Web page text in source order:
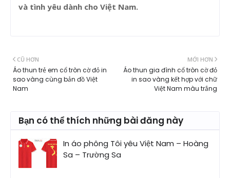
và tình yêu dành cho Việt Nam.
MỚI HƠN
Áo thun gia đình cổ tròn cờ đỏ
in sao vàng kết hợp với chữ
Việt Nam màu trắng
CŨ HƠN
Áo thun trẻ em cổ tròn cờ đỏ in
sao vàng cùng bản đồ Việt
Nam
Bạn có thể thích những bài đăng này
In áo phông Tôi yêu Việt Nam – Hoàng
Sa – Trường Sa